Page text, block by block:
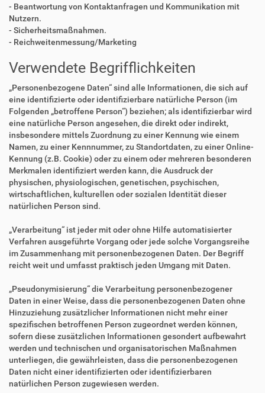
- Beantwortung von Kontaktanfragen und Kommunikation mit
Nutzern.
- Sicherheitsmaßnahmen.
- Reichweitenmessung/Marketing
Verwendete Begrifflichkeiten
„Personenbezogene Daten“ sind alle Informationen, die sich auf
eine identifizierte oder identifizierbare natürliche Person (im
Folgenden „betroffene Person“) beziehen; als identifizierbar wird
eine natürliche Person angesehen, die direkt oder indirekt,
insbesondere mittels Zuordnung zu einer Kennung wie einem
Namen, zu einer Kennnummer, zu Standortdaten, zu einer Online-
Kennung (z.B. Cookie) oder zu einem oder mehreren besonderen
Merkmalen identifiziert werden kann, die Ausdruck der
physischen, physiologischen, genetischen, psychischen,
wirtschaftlichen, kulturellen oder sozialen Identität dieser
natürlichen Person sind.
„Verarbeitung“ ist jeder mit oder ohne Hilfe automatisierter
Verfahren ausgeführte Vorgang oder jede solche Vorgangsreihe
im Zusammenhang mit personenbezogenen Daten. Der Begriff
reicht weit und umfasst praktisch jeden Umgang mit Daten.
„Pseudonymisierung“ die Verarbeitung personenbezogener
Daten in einer Weise, dass die personenbezogenen Daten ohne
Hinzuziehung zusätzlicher Informationen nicht mehr einer
spezifischen betroffenen Person zugeordnet werden können,
sofern diese zusätzlichen Informationen gesondert aufbewahrt
werden und technischen und organisatorischen Maßnahmen
unterliegen, die gewährleisten, dass die personenbezogenen
Daten nicht einer identifizierten oder identifizierbaren
natürlichen Person zugewiesen werden.